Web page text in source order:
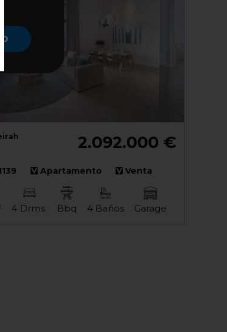
2.092.000 €
Apartamento Venta
4 Drms. Bbq 4 Baños Garage